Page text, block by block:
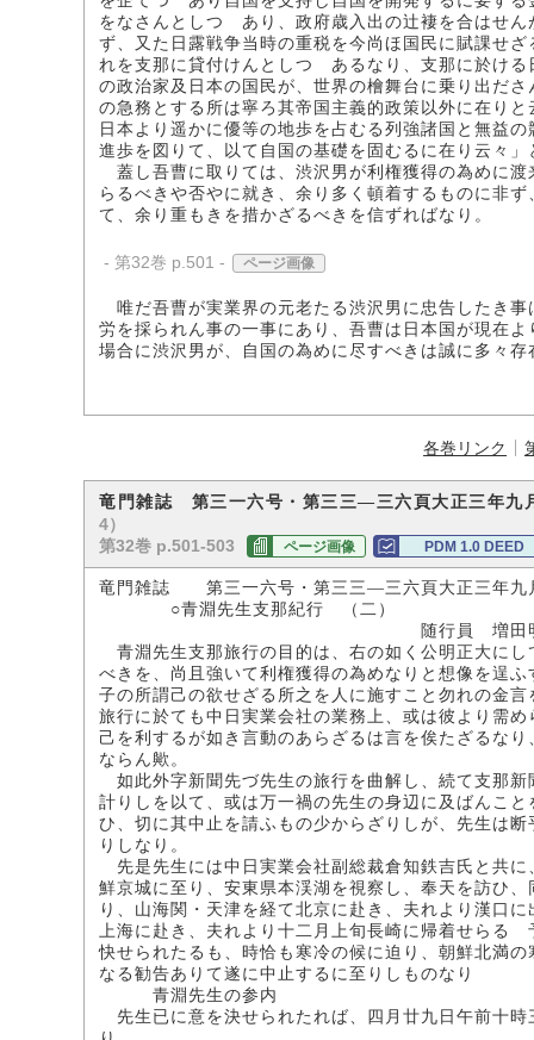
をなさんとしつゝあり、政府歳入出の辻褄を合はせ
ず、又た日露戦争当時の重税を今尚ほ国民に賦課せ
れを支那に貸付けんとしつゝあるなり、支那に於け
の政治家及日本の国民が、世界の檜舞台に乗り出だ
の急務とする所は寧ろ其帝国主義的政策以外に在り
日本より遥かに優等の地歩を占むる列強諸国と無益
進歩を図りて、以て自国の基礎を固むるに在り云々」
蓋し吾曹に取りては、渋沢男が利権獲得の為めに
らるべきや否やに就き、余り多く頓着するものに非
て、余り重もきを措かざるべきを信ずればなり。
- 第32巻 p.501 - ページ画像
唯だ吾曹が実業界の元老たる渋沢男に忠告したき
労を採られん事の一事にあり、吾曹は日本国が現在
場合に渋沢男が、自国の為めに尽すべきは誠に多々存
各巻リンク
竜門雑誌 第三一六号・第三三―三六頁大正三年
4）
第32巻 p.501-503
ページ画像 PDM 1.0 DEED
竜門雑誌 第三一六号・第三三―三六頁大正三年九
○青淵先生支那紀行 （二）
随行員 増田明
青淵先生支那旅行の目的は、右の如く公明正大に
べきを、尚且強いて利権獲得の為めなりと想像を逞
子の所謂己の欲せざる所之を人に施すこと勿れの金
旅行に於ても中日実業会社の業務上、或は彼より需
己を利するが如き言動のあらざるは言を俟たざるな
ならん歟。
如此外字新聞先づ先生の旅行を曲解し、続て支那
計りしを以て、或は万一禍の先生の身辺に及ばんこ
ひ、切に其中止を請ふもの少からざりしが、先生は
りしなり。
先是先生には中日実業会社副総裁倉知鉄吉氏と共
鮮京城に至り、安東県本渓湖を視察し、奉天を訪ひ
り、山海関・天津を経て北京に赴き、夫れより漢口
上海に赴き、夫れより十二月上旬長崎に帰着せらる
快せられたるも、時恰も寒冷の候に迫り、朝鮮北満
なる勧告ありて遂に中止するに至りしものなり
青淵先生の参内
先生已に意を決せられたれば、四月廿九日午前十